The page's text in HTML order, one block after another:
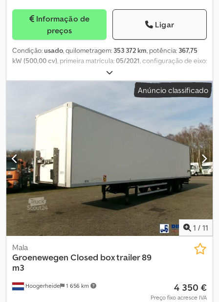
Informação de
preços
Ligar
Condição:usado, quilometragem: 353 372 km, potência: 367,75
kW (500,00 cv), primeira matrícula:05/2021, configuração de eixo:
, Ano de fabrico:
estrada Ford F-MAX 500 eixos 4x2; 500 cv; euro 6; Caixa
automática + retarder; Ar condicionado, rádio, vidros elétricos,
navegação, frigorífico; Cabina-cama; Spoilers, saias laterais; Dois
depósitos de combustível 600 l + 450 l; Suspensão pneumática
traseira; Pneus 315/80 R 22.5; 1º eixo 70% 2º eixo 40%; PBT 18 ton;
Quilometragem 353372; Primeiro registo 07-05-2021;
Djdpfexnlutex Ammock
Anúncio classificado
1 / 11
Hoogerheide 1 656 km
Mala
Groenewegen Closed box trailer 89
m3
4 350 €
Preço fixo acresce IVA